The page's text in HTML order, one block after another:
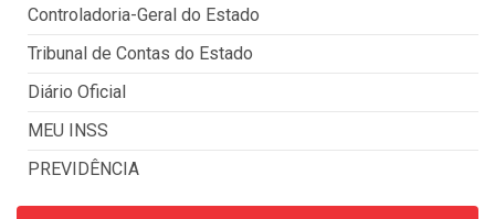
Controladoria-Geral do Estado
Tribunal de Contas do Estado
Diário Oficial
MEU INSS
PREVIDÊNCIA